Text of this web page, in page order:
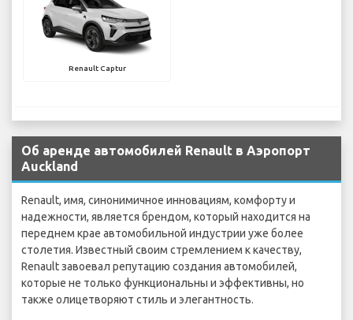
Renault Captur
Об аренде автомобилей Renault в Аэропорт
Auckland
Renault, имя, синонимичное инновациям, комфорту и
надежности, является брендом, который находится на
переднем крае автомобильной индустрии уже более
столетия. Известный своим стремлением к качеству,
Renault завоевал репутацию создания автомобилей,
которые не только функциональны и эффективны, но
также олицетворяют стиль и элегантность.